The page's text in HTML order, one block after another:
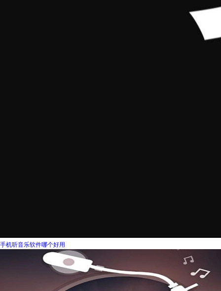
手机听音乐软件哪个好用